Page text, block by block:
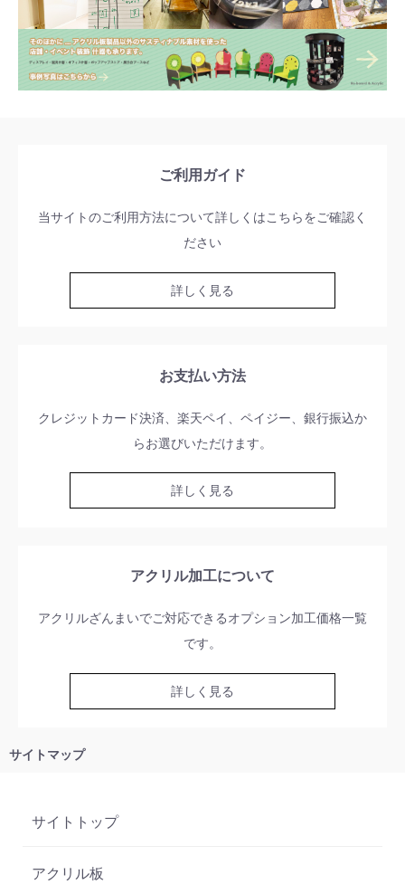
ご利用ガイド
当サイトのご利用方法について詳しくはこちらをご確認く
ださい
詳しく見る
お支払い方法
クレジットカード決済、楽天ペイ、ペイジー、銀行振込か
らお選びいただけます。
詳しく見る
アクリル加工について
アクリルざんまいでご対応できるオプション加工価格一覧
です。
詳しく見る
サイトマップ
サイトトップ
アクリル板